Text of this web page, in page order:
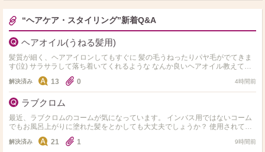
“ヘアケア・スタイリング”新着Q&A
ヘアオイル(うねる髪用)
髪質が細く、ヘアアイロンしてもすぐに 髪の毛うねったりパヤ毛がでてきま
す(泣) サラサラして落ち着いてくれるような なんか良いヘアオイル教えてく
解決済み 13 0 4時間前
ラブクロム
最近、ラブクロムのコームが気になっています。 インバス用ではないコーム
でもお風呂上がりに塗れた髪をとかしても大丈夫でしょうか？ 使用されてい
る方どうされてますか？
解決済み 21 1 9時間前